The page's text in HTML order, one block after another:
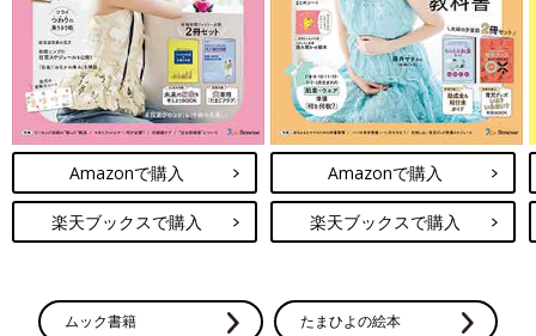
Amazonで購入
楽天ブックスで購入
Amazonで購入
楽天ブックスで購入
ムック書籍 たまひよの絵本